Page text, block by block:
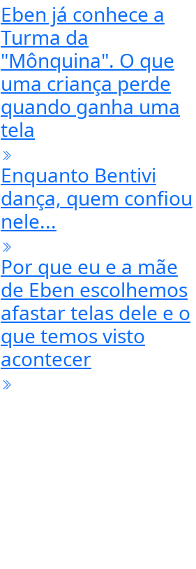
Eben já conhece a
Turma da
"Mônquina". O que
uma criança perde
quando ganha uma
tela
Enquanto Bentivi
dança, quem confiou
nele...
Por que eu e a mãe
de Eben escolhemos
afastar telas dele e o
que temos visto
acontecer